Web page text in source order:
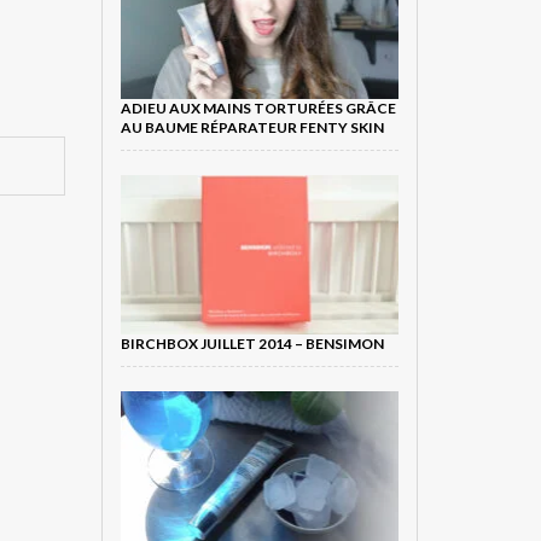
ADIEU AUX MAINS TORTURÉES GRÂCE
AU BAUME RÉPARATEUR FENTY SKIN
BIRCHBOX JUILLET 2014 – BENSIMON